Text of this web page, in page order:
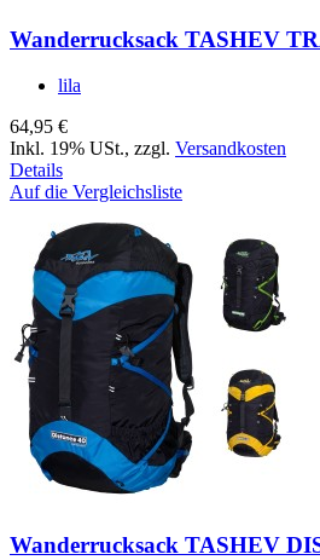
Wanderrucksack TASHEV
lila
64,95 €
Inkl. 19% USt., zzgl. Versandkosten
Details
Auf die Vergleichsliste
Wanderrucksack TASHEV